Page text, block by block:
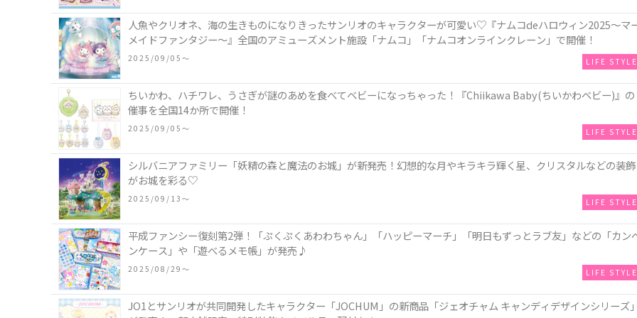
人魚やクリオネ、海の生きものになりきったサンリオのキャラクターが可愛い♡『ナムコdeハロウィン2025～マ
メイドファンタジー～』全国のアミューズメント施設「ナムコ」「ナムコオンラインクレーン」で開催！
2025/09/05〜 LIFE STYLE
ちいかわ、ハチワレ、うさぎが謎のあめを食べてベビーになっちゃった！『Chiikawa Baby(ちいかわベビー)』の
催事を全国14か所で開催！
2025/09/05〜 LIFE STYLE
シルバニアファミリー「妖精の森と魔法のお城」が新発売！幻想的な月やキラキラ輝く星、クリスタルなどの装飾
がお城を彩る♡
2025/09/13〜 LIFE STYLE
平成ファンシー復刻第2弾！「ぷくぷくあわわちゃん」「ハッピーマーチ」「明日もずっとラブ友」などの「カン
ンケース」や「遊べるメモ帳」が発売♪
2025/08/29〜 LIFE STYLE
JO1とサンリオが共同開発したキャラクター「JOCHUM」の新商品「ジェオチャム キャンディデザインシリーズ」